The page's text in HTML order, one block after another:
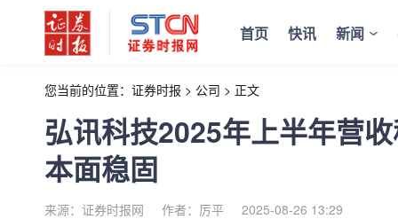
首页 快讯 新闻
您当前的位置： 证券时报 > 公司 > 正文
弘讯科技2025年上半年营
本面稳固
来源：证券时报网 作者：厉平 2025-08-26 13:29